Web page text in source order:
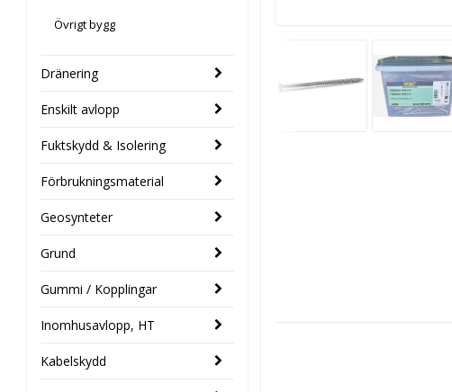
Övrigt bygg
Dränering
Enskilt avlopp
Fuktskydd & Isolering
Förbrukningsmaterial
Geosynteter
Grund
Gummi / Kopplingar
Inomhusavlopp, HT
Kabelskydd